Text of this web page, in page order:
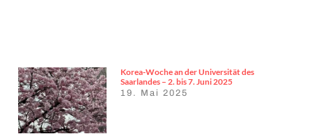
Korea-Woche an der Universität des
Saarlandes – 2. bis 7. Juni 2025
19. Mai 2025